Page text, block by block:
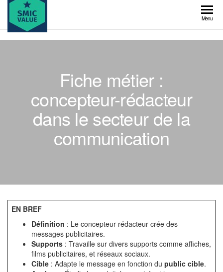
Skip
the
content
value
Menu
Fiche métier :
concepteur-rédacteur
dans le secteur de la
communication
EN BREF
Définition : Le concepteur-rédacteur crée des
messages publicitaires.
Supports : Travaille sur divers supports comme affiches,
films publicitaires, et réseaux sociaux.
Cible : Adapte le message en fonction du public cible.